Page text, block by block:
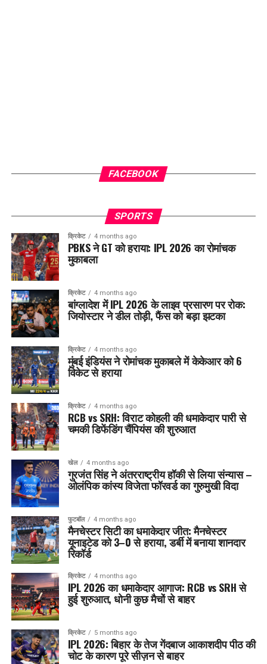
FACEBOOK
SPORTS
क्रिकेट 4 months ago
PBKS ने GT को हराया: IPL 2026 का रोमांचक
मुकाबला
क्रिकेट 4 months ago
बांग्लादेश में IPL 2026 के लाइव प्रसारण पर रोक:
जियोस्टार ने डील तोड़ी, फैंस को बड़ा झटका
क्रिकेट 4 months ago
मुंबई इंडियंस ने रोमांचक मुकाबले में केकेआर को 6
विकेट से हराया
क्रिकेट 4 months ago
RCB vs SRH: विराट कोहली की धमाकेदार पारी से
चमकी डिफेंडिंग चैंपियंस की शुरुआत
खेल 4 months ago
गुरजंत सिंह ने अंतरराष्ट्रीय हॉकी से लिया संन्यास –
ओलंपिक कांस्य विजेता फॉरवर्ड का गुरुमुखी विदा
फुटबॉल 4 months ago
मैनचेस्टर सिटी का धमाकेदार जीत: मैनचेस्टर
यूनाइटेड को 3–0 से हराया, डर्बी में बनाया शानदार
रिकॉर्ड
क्रिकेट 4 months ago
IPL 2026 का धमाकेदार आगाज: RCB vs SRH से
हुई शुरुआत, धोनी कुछ मैचों से बाहर
क्रिकेट 5 months ago
IPL 2026: बिहार के तेज गेंदबाज आकाशदीप पीठ की
चोट के कारण पूरे सीज़न से बाहर